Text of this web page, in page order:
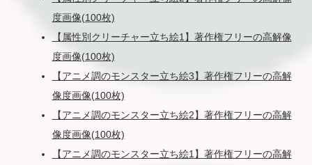
度画像(100枚)
【属性別クリーチャー立ち絵1】著作権フリーの高解像
度画像(100枚)
【アニメ調のモンスター立ち絵3】著作権フリーの高解
像度画像(100枚)
【アニメ調のモンスター立ち絵2】著作権フリーの高解
像度画像(100枚)
【アニメ調のモンスター立ち絵1】著作権フリーの高解